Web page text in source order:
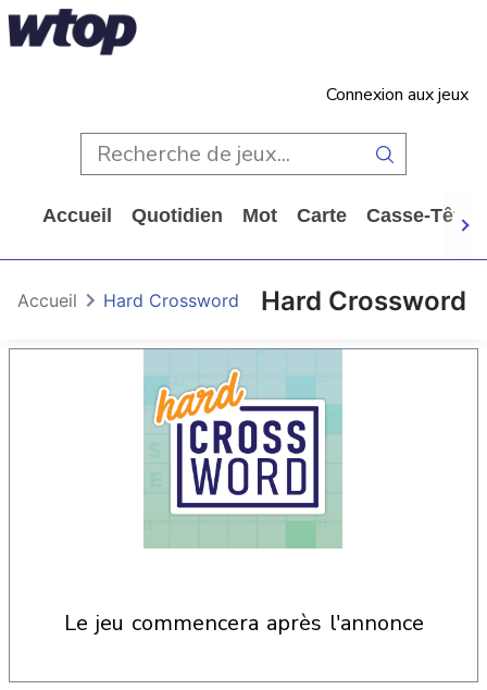
Connexion aux jeux
Accueil Quotidien Mot Carte Casse-Tête
Hard Crossword
Accueil Hard Crossword
le jeu commencera après l'annonce